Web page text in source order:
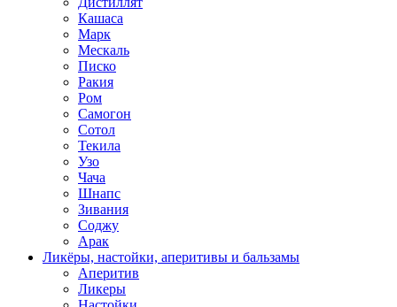
Кашаса
Марк
Мескаль
Писко
Ракия
Ром
Самогон
Сотол
Текила
Узо
Чача
Шнапс
Зивания
Соджу
Арак
Ликёры, настойки, аперитивы и бальзамы
Аперитив
Ликеры